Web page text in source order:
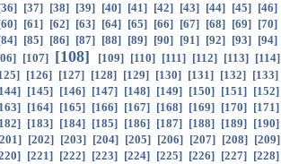
36] [37] [38] [39] [40] [41] [42] [43] [44] [45] [46]
60] [61] [62] [63] [64] [65] [66] [67] [68] [69] [70]
84] [85] [86] [87] [88] [89] [90] [91] [92] [93] [94]
] [107] [108] [109] [110] [111] [112] [113] [114]
] [126] [127] [128] [129] [130] [131] [132] [133]
144] [145] [146] [147] [148] [149] [150] [151] [152]
163] [164] [165] [166] [167] [168] [169] [170] [171]
182] [183] [184] [185] [186] [187] [188] [189] [190]
] [202] [203] [204] [205] [206] [207] [208] [209]
] [221] [222] [223] [224] [225] [226] [227] [228]